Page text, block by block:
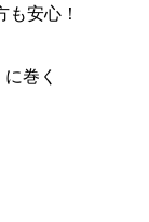
安心！
巻く